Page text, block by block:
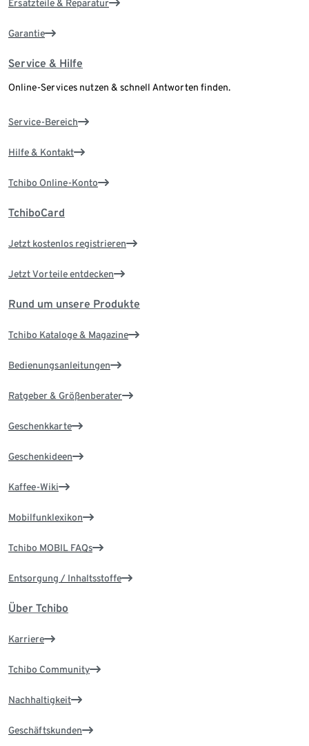
Ersatzteile & Reparatur
Garantie
Service & Hilfe
Online-Services nutzen & schnell Antworten finden.
Service-Bereich
Hilfe & Kontakt
Tchibo Online-Konto
TchiboCard
Jetzt kostenlos registrieren
Jetzt Vorteile entdecken
Rund um unsere Produkte
Tchibo Kataloge & Magazine
Bedienungsanleitungen
Ratgeber & Größenberater
Geschenkkarte
Geschenkideen
Kaffee-Wiki
Mobilfunklexikon
Tchibo MOBIL FAQs
Entsorgung / Inhaltsstoffe
Über Tchibo
Karriere
Tchibo Community
Nachhaltigkeit
Geschäftskunden